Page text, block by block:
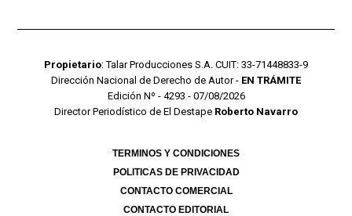
Propietario: Talar Producciones S.A. CUIT: 33-71448833-9
Dirección Nacional de Derecho de Autor - EN TRÁMITE
Edición Nº - 4293 - 07/08/2026
Director Periodístico de El Destape Roberto Navarro
TERMINOS Y CONDICIONES
POLITICAS DE PRIVACIDAD
CONTACTO COMERCIAL
CONTACTO EDITORIAL